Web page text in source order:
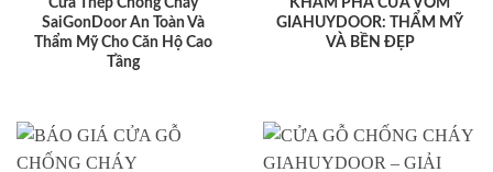
SaiGonDoor An Toàn Và
Thẩm Mỹ Cho Căn Hộ Cao
Tầng
GIAHUYDOOR: THẨM MỸ
VÀ BỀN ĐẸP